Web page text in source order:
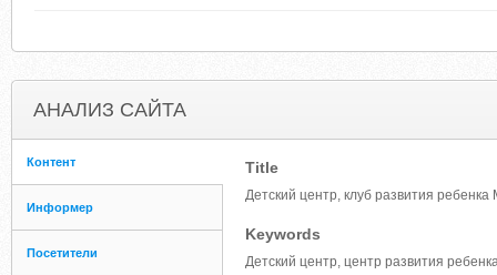
АНАЛИЗ САЙТА
Контент
Информер
Посетители
Title
Детский центр, клуб развития
Keywords
Детский центр, центр развития